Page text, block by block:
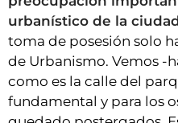
urbanístico de la ciudad
toma de posesión solo
de Urbanismo. Vemos -
como es la calle del
fundamental y para los